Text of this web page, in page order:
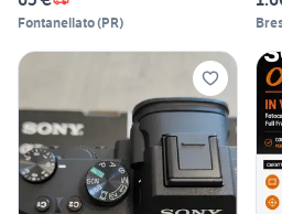
Fontanellato(PR)